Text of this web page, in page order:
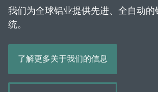
我们为全球铝业提供先进、全自动的
统。
了解更多关于我们的信息